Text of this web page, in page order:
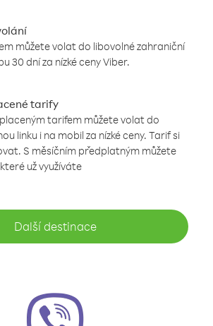
můžete volat do libovolné zahraniční
30 dní za nízké ceny Viber.
tarify
tarifem můžete volat do
linku i na mobil za nízké ceny. Tarif si
S měsíčním předplatným můžete
už využíváte
Další destinace